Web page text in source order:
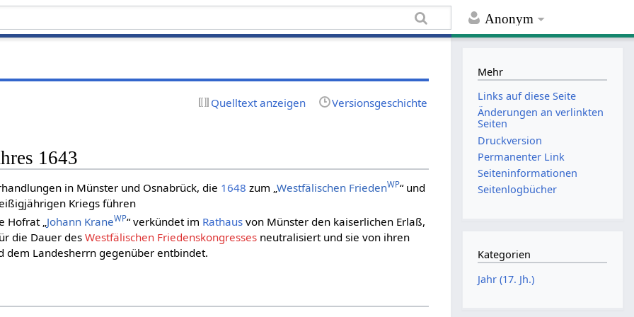
Anonym
Quelltext anzeigen Versionsgeschichte
1643
in Münster und Osnabrück, die 1648 zum „ Westfälischen FriedenWP“ und
Kriegs führen
Hofrat „Johann KraneWP“ verkündet im Rathausvon Münster den kaiserlichen Erlaß,
die Dauer des Westfälischen Friedenskongressesneutralisiert und sie von ihren
dem Landesherrn gegenüber entbindet.
Mehr
Links auf diese Seite
Änderungen an verlinkten
Seiten
Druckversion
Permanenter Link
Seiten­informationen
Seitenlogbücher
Kategorien
Jahr (17. Jh.)